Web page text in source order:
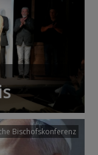
Einrichtungen
Bischofskonferenz